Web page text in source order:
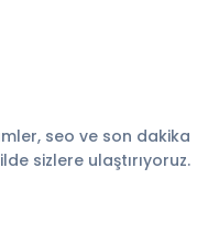
seo ve son dakika
sizlere ulaştırıyoruz.